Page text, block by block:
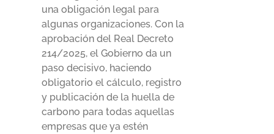
una obligación legal para
algunas organizaciones. Con la
aprobación del Real Decreto
214/2025, el Gobierno da un
paso decisivo, haciendo
obligatorio el cálculo, registro
y publicación de la huella de
carbono para todas aquellas
empresas que ya estén